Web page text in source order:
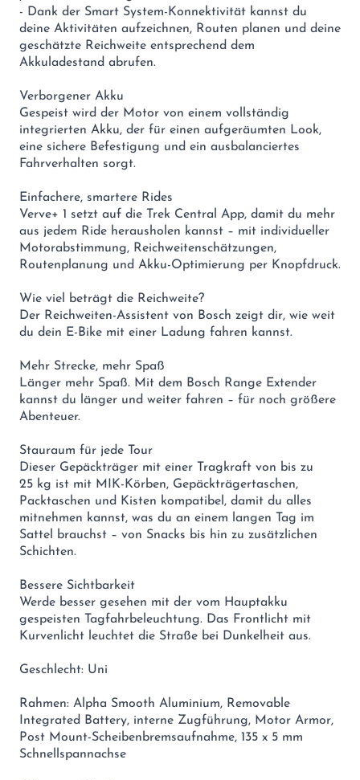
- Dank der Smart System-Konnektivität kannst du
deine Aktivitäten aufzeichnen, Routen planen und deine
geschätzte Reichweite entsprechend dem
Akkuladestand abrufen.
Verborgener Akku
Gespeist wird der Motor von einem vollständig
integrierten Akku, der für einen aufgeräumten Look,
eine sichere Befestigung und ein ausbalanciertes
Fahrverhalten sorgt.
Einfachere, smartere Rides
Verve+ 1 setzt auf die Trek Central App, damit du mehr
aus jedem Ride herausholen kannst – mit individueller
Motorabstimmung, Reichweitenschätzungen,
Routenplanung und Akku-Optimierung per Knopfdruck.
Wie viel beträgt die Reichweite?
Der Reichweiten-Assistent von Bosch zeigt dir, wie weit
du dein E-Bike mit einer Ladung fahren kannst.
Mehr Strecke, mehr Spaß
Länger mehr Spaß. Mit dem Bosch Range Extender
kannst du länger und weiter fahren – für noch größere
Abenteuer.
Stauraum für jede Tour
Dieser Gepäckträger mit einer Tragkraft von bis zu
25 kg ist mit MIK-Körben, Gepäckträgertaschen,
Packtaschen und Kisten kompatibel, damit du alles
mitnehmen kannst, was du an einem langen Tag im
Sattel brauchst – von Snacks bis hin zu zusätzlichen
Schichten.
Bessere Sichtbarkeit
Werde besser gesehen mit der vom Hauptakku
gespeisten Tagfahrbeleuchtung. Das Frontlicht mit
Kurvenlicht leuchtet die Straße bei Dunkelheit aus.
Geschlecht: Uni
Rahmen: Alpha Smooth Aluminium, Removable
Integrated Battery, interne Zugführung, Motor Armor,
Post Mount-Scheibenbremsaufnahme, 135 x 5 mm
Schnellspannachse